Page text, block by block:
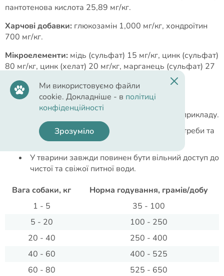
пантотенова кислота 25,89 мг/кг.
Харчові добавки: глюкозамін 1,000 мг/кг, хондроїтин
700 мг/кг.
Мікроелементи: мідь (сульфат) 15 мг/кг, цинк (сульфат)
80 мг/кг, цинк (хелат) 20 мг/кг, марганець (сульфат) 27
Рекомендаціїї з годування:
Зазначені норми годування вказані для прикладу.
Необхідно враховувати індивідуальні потреби та
активність кожної тварини.
У тварини завжди повинен бути вільний доступ до
чистої та свіжої питної води.
Вага собаки, кг
Норма годування, грамів/добу
1 - 5
35 - 100
5 - 20
100 - 250
20 - 40
250 - 400
40 - 60
400 - 525
60 - 80
525 - 650
Ми використовуємо файли
cookie. Докладніше - в політиці
конфіденційності
Зрозуміло